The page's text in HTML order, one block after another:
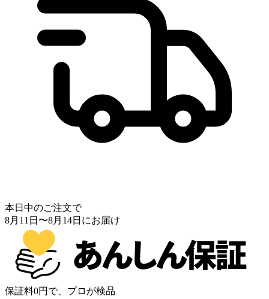
本日中のご注文で
8月11日 〜8月14日 にお届け
保証料0円で、プロが検品